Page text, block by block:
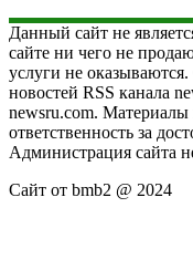
Данный сайт не
сайте ни чего не
услуги не
новостей RSS канала
newsru.com. Материалы
ответственность за
Администрация сайта
Сайт от bmb2 @ 2024